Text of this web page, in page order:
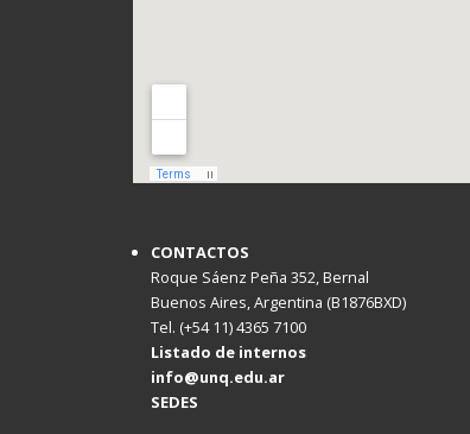
CONTACTOS
Roque Sáenz Peña 352, Bernal
Buenos Aires, Argentina (B1876BXD)
Tel. (+54 11) 4365 7100
Listado de internos
info@unq.edu.ar
SEDES